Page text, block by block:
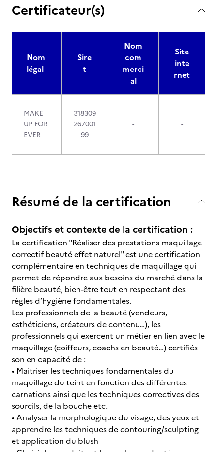
Certificateur(s)
Nom
légal
Sire
t
Nom
com
merci
al
Site
inte
rnet
MAKE
UP FOR
EVER
318309
267001
99
- -
Résumé de la certification
Objectifs et contexte de la certification :
La certification "Réaliser des prestations maquillage
correctif beauté effet naturel" est une certification
complémentaire en techniques de maquillage qui
permet de répondre aux besoins du marché dans la
filière beauté, bien-être tout en respectant des
règles d’hygiène fondamentales.
Les professionnels de la beauté (vendeurs,
esthéticiens, créateurs de contenu…), les
professionnels qui exercent un métier en lien avec le
maquillage (coiffeurs, coachs en beauté…) certifiés
son en capacité de :
• Maitriser les techniques fondamentales du
maquillage du teint en fonction des différentes
carnations ainsi que les techniques correctives des
sourcils, de la bouche etc.
• Analyser la morphologique du visage, des yeux et
apprendre les techniques de contouring/sculpting
et application du blush